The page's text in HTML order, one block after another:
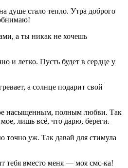
душе стало тепло. Утра доброго
а ты никак не хочешь
и легко. Пусть будет в сердце у
а солнце подарит свой
насыщенным, полным любви. Так
лишь всё, что дарю, береги.
точно уж. Так давай для стимула
тебя вместо меня — моя смс-ка!